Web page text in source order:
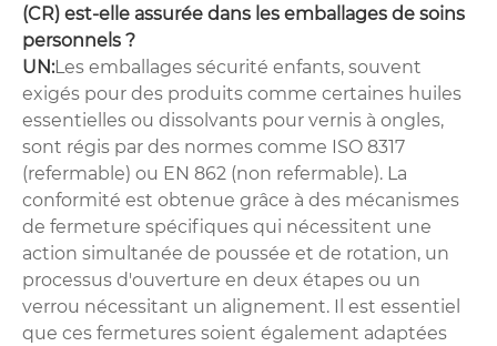
(CR) est-elle assurée dans les emballages de soins
personnels ?
UN:Les emballages sécurité enfants, souvent
exigés pour des produits comme certaines huiles
essentielles ou dissolvants pour vernis à ongles,
sont régis par des normes comme ISO 8317
(refermable) ou EN 862 (non refermable). La
conformité est obtenue grâce à des mécanismes
de fermeture spécifiques qui nécessitent une
action simultanée de poussée et de rotation, un
processus d'ouverture en deux étapes ou un
verrou nécessitant un alignement. Il est essentiel
que ces fermetures soient également adaptées